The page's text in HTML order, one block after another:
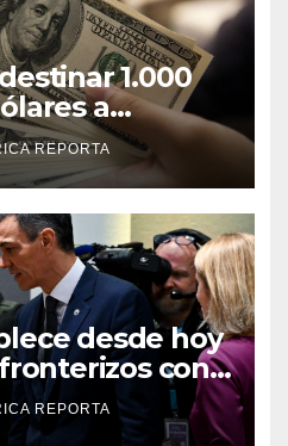
1.000
a
un paquete de
REPORTA
desde hoy
con
de Roma
REPORTA